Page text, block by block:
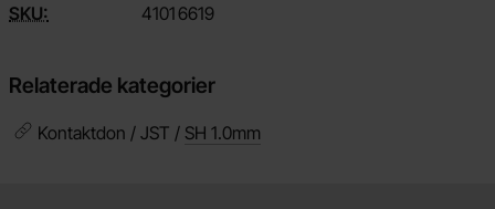
SKU: 41016619
Relaterade kategorier
Kontaktdon / JST / SH 1.0mm